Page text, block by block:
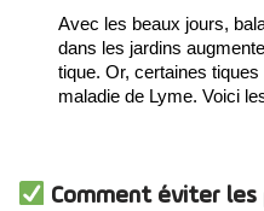
Avec les beaux jours,
dans les jardins
tique. Or, certaines
maladie de Lyme. Voici
Comment éviter les